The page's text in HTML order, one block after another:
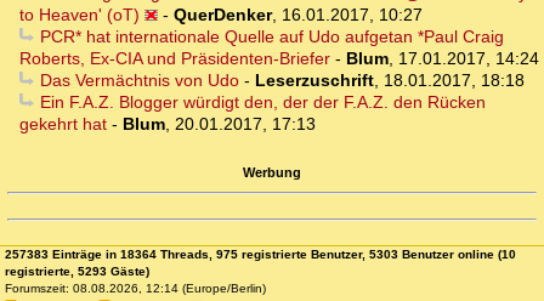
to Heaven' (oT)
- QuerDenker, 16.01.2017, 10:27
PCR* hat internationale Quelle auf Udo aufgetan *Paul Craig
Roberts, Ex-CIA und Präsidenten-Briefer - Blum, 17.01.2017, 14:24
Das Vermächtnis von Udo- Leserzuschrift, 18.01.2017, 18:18
Ein F.A.Z. Blogger würdigt den, der der F.A.Z. den Rücken
gekehrt hat - Blum, 20.01.2017, 17:13
Werbung
257383 Einträge in 18364 Threads, 975 registrierte Benutzer, 5303 Benutzer online (10
registrierte, 5293 Gäste)
Forumszeit: 08.08.2026, 12:14 (Europe/Berlin)